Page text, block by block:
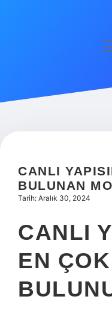
Hakkımızda
CANLI
BULUNAN
Tarih: Aralık 30, 2024
CANLI
EN